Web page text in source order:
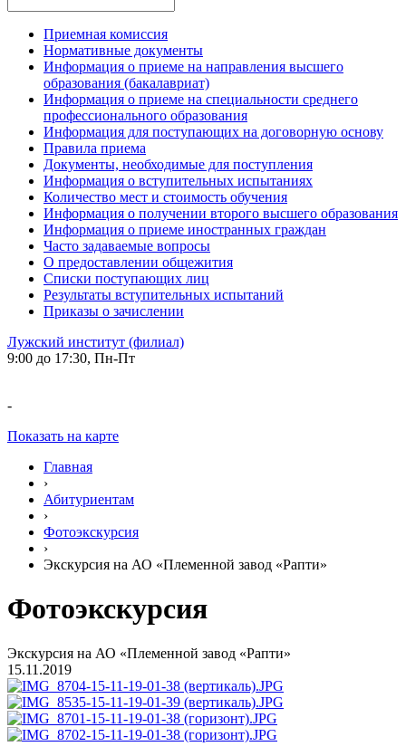
Приемная комиссия
Нормативные документы
Информация о приеме на направления высшего
образования (бакалавриат)
Информация о приеме на специальности среднего
профессионального образования
Информация для поступающих на договорную основу
Правила приема
Документы, необходимые для поступления
Информация о вступительных испытаниях
Количество мест и стоимость обучения
Информация о получении второго высшего образования
Информация о приеме иностранных граждан
Часто задаваемые вопросы
О предоставлении общежития
Списки поступающих лиц
Результаты вступительных испытаний
Приказы о зачислении
Лужский институт (филиал)
9:00 до 17:30, Пн-Пт
-
Показать на карте
Главная
›
Абитуриентам
›
Фотоэкскурсия
›
Экскурсия на АО «Племенной завод «Рапти»
Фотоэкскурсия
Экскурсия на АО «Племенной завод «Рапти»
15.11.2019